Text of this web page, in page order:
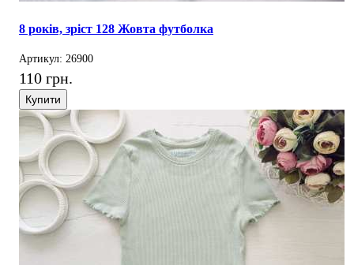
8 років, зріст 128 Жовта футболка
Артикул: 26900
110 грн.
Купити